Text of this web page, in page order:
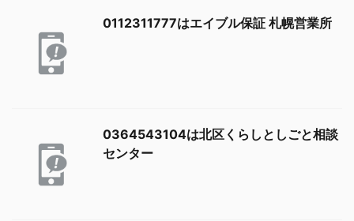
0112311777はエイブル保証 札幌営業所
0364543104は北区くらしとしごと相談
センター